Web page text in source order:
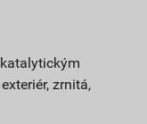
zrnitá,